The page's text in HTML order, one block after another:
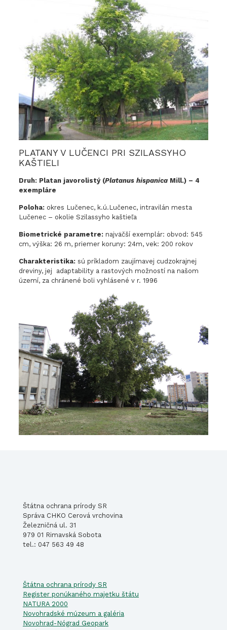
PLATANY V LUČENCI PRI SZILASSYHO
KAŠTIELI
Druh: Platan javorolistý (Platanus hispanicaMill.) – 4
exempláre
Poloha: okres Lučenec, k.ú.Lučenec, intravilán mesta
Lučenec – okolie Szilassyho kaštieľa
Biometrické parametre: najväčší exemplár: obvod: 545
cm, výška: 26 m, priemer koruny: 24m, vek: 200 rokov
Charakteristika: sú príkladom zaujímavej cudzokrajnej
dreviny, jej adaptability a rastových možností na našom
území, za chránené boli vyhlásené v r. 1996
Štátna ochrana prírody SR
Správa CHKO Cerová vrchovina
Železničná ul. 31
979 01 Rimavská Sobota
tel.: 047 563 49 48
Štátna ochrana prírody SR
Register ponúkaného majetku štátu
NATURA 2000
Novohradské múzeum a galéria
Novohrad-Nógrad Geopark